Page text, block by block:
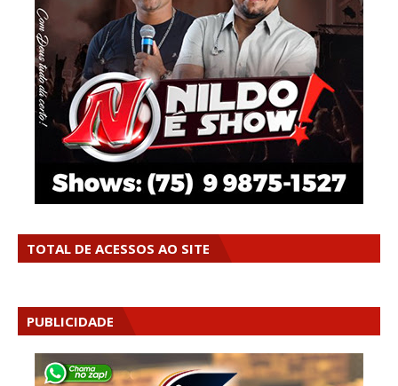
TOTAL DE ACESSOS AO SITE
PUBLICIDADE